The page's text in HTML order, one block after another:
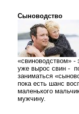
Сыноводство
«свиноводством» -
уже вырос свин -
заниматься
пока есть шанс
маленького
мужчину.